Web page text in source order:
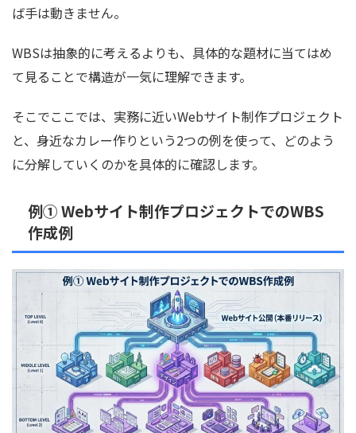
ば手は動きません。
WBSは抽象的に考えるよりも、具体的な題材に当てはめ
て見ることで構造が一気に理解できます。
そこでここでは、実務に近いWebサイト制作プロジェクト
と、身近なカレー作りという2つの例を使って、どのよう
に分解していくのかを具体的に確認します。
例① Webサイト制作プロジェクトでのWBS
作成例